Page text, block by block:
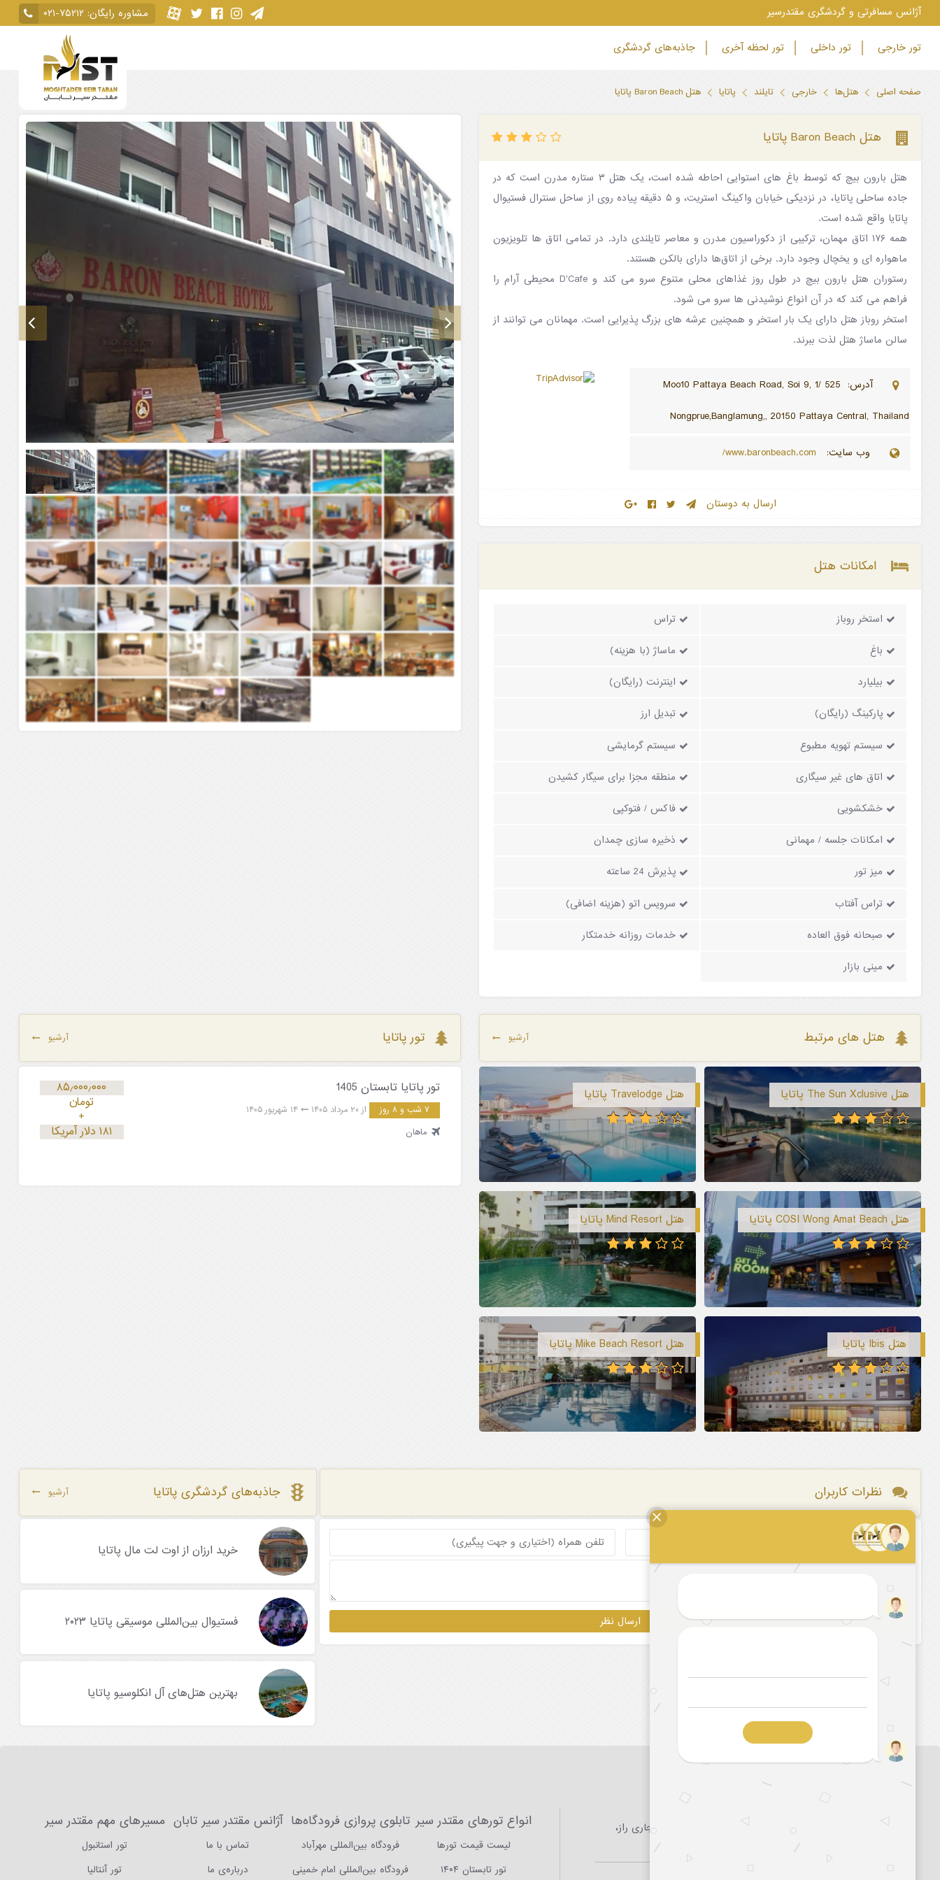
‫آژانس مسافرتی و گردشگری مقتدرسیر مشاوره رایگان: ۰۲۱-۷۵۲۱۲
تور خارجی تور داخلی تور لحظه آخری جاذبه‌های گردشگری
صفحه اصلی هتل‌ها خارجی تایلند پاتایا هتل Baron Beach پاتایا
هتل Baron Beach پاتایا
هتل بارون بیچ که توسط باغ های استوایی احاطه شده است، یک هتل ۳ ستاره مدرن است که در
جاده ساحلی پاتایا، در نزدیکی خیابان واکینگ استریت، و ۵ دقیقه پیاده روی از ساحل سنترال فستیوال
پاتایا واقع شده است.
همه ۱۷۶ اتاق مهمان، ترکیبی از دکوراسیون مدرن و معاصر تایلندی دارد. در تمامی اتاق ها تلویزیون
ماهواره ای و یخچال وجود دارد. برخی از اتاق‌ها دارای بالکن هستند.
رستوران هتل بارون بیچ در طول روز غذاهای محلی متنوع سرو می کند و D'Cafe محیطی آرام را
فراهم می کند که در آن انواع نوشیدنی ها سرو می شود.
استخر روباز هتل دارای یک بار استخر و همچنین عرشه های بزرگ پذیرایی است. مهمانان می توانند از
سالن ماساژ هتل لذت ببرند.
آدرس: 525 /1 Moo10 Pattaya Beach Road, Soi 9,
Nongprue,Banglamung,, 20150 Pattaya Central, Thailand
وب سایت:
ارسال به دوستان
امکانات هتل
استخر روباز تراس
باغ ماساژ (با هزینه)
بیلیارد اینترنت (رایگان)
پارکینگ (رایگان) تبدیل ارز
سیستم تهویه مطبوع سیستم گرمایشی
اتاق های غیر سیگاری منطقه مجزا برای سیگار کشیدن
خشکشویی فاکس / فتوکپی
امکانات جلسه / مهمانی ذخیره سازی چمدان
میز تور پذیرش 24 ساعته
تراس آفتاب سرویس اتو (هزینه اضافی)
صبحانه فوق العاده خدمات روزانه خدمتکار
مینی بازار
هتل های مرتبط آرشیو
هتل The Sun Xclusive پاتایا هتل Travelodge پاتایا
هتل COSI Wong Amat Beach پاتایا هتل Mind Resort پاتایا
هتل Ibis پاتایا هتل Mike Beach Resort پاتایا
تور پاتایا آرشیو
تور پاتایا تابستان 1405
۷ شب و ۸ روز از ۲۰ مرداد ۱۴۰۵
۱۴ شهریور ۱۴۰۵
ماهان
۸۵٫۰۰۰٫۰۰۰
تومان
+
۱۸۱ دلار آمریکا
جاذبه‌های گردشگری پاتایا آرشیو
خرید ارزان از اوت لت مال پاتایا
فستیوال بین‌المللی موسیقی پاتایا ۲۰۲۳
بهترین هتل‌های آل انکلوسیو پاتایا
نظرات کاربران
آدرس: تهران، بلوار میرداماد، خیابان حصاری، مجتمع تجاری راز،
طبقه همکف و اول
انواع تورهای مقتدر سیر
لیست قیمت تورها
تور تابستان ۱۴۰۴
تابلوی پروازی فرودگاه‌ها
فرودگاه بین‌المللی مهرآباد
فرودگاه بین‌المللی امام خمینی
آژانس مقتدر سیر تابان
تماس با ما
درباره‌ی ما
مسیرهای مهم مقتدر سیر
تور استانبول
تور آنتالیا